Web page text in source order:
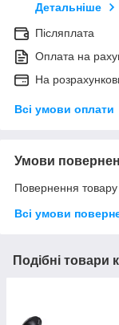
Детальніше
Післяплата
Оплата на
На
Всі умови оплати
Умови
Повернення
Всі умови
Подібні товари